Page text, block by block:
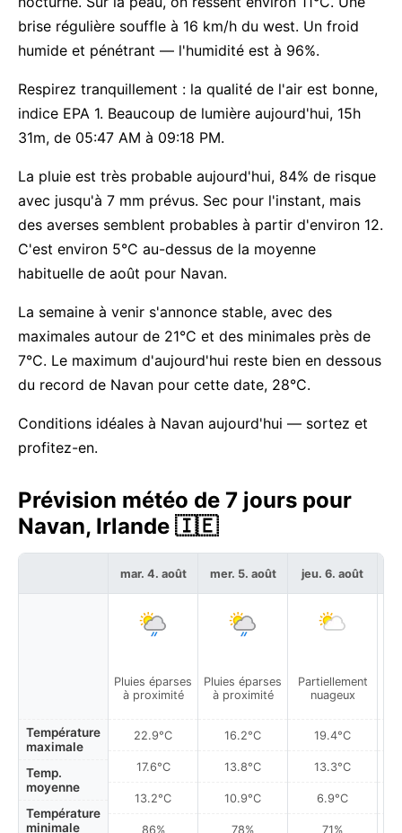
brise régulière souffle à 16 km/h du west. Un froid
humide et pénétrant — l'humidité est à 96%.
Respirez tranquillement : la qualité de l'air est bonne,
indice EPA 1. Beaucoup de lumière aujourd'hui, 15h
31m, de 05:47 AM à 09:18 PM.
La pluie est très probable aujourd'hui, 84% de risque
avec jusqu'à 7 mm prévus. Sec pour l'instant, mais
des averses semblent probables à partir d'environ 12.
C'est environ 5°C au-dessus de la moyenne
habituelle de août pour Navan.
La semaine à venir s'annonce stable, avec des
maximales autour de 21°C et des minimales près de
7°C. Le maximum d'aujourd'hui reste bien en dessous
du record de Navan pour cette date, 28°C.
Conditions idéales à Navan aujourd'hui — sortez et
profitez-en.
Prévision météo de 7 jours pour
Navan, Irlande 🇮🇪
Température
maximale
Temp.
moyenne
Température
minimale
mar. 4. août
Pluies éparses
à proximité
22.9°C
17.6°C
13.2°C
86%
mer. 5. août
Pluies éparses
à proximité
16.2°C
13.8°C
10.9°C
78%
jeu. 6. août
Partiellement
nuageux
19.4°C
13.3°C
6.9°C
71%